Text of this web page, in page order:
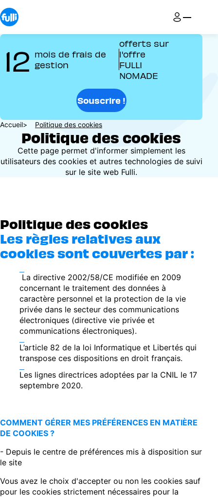
Aller
au
contenu
principal
12 mois de frais de
gestion
offerts sur
l'offre
FULLI
NOMADE
Souscrire !
Fil
d'Ariane
Accueil Politique des cookies
Politique des cookies
Cette page permet d'informer simplement les
utilisateurs des cookies et autres technologies de suivi
sur le site web Fulli.
Politique des cookies
Les règles relatives aux
cookies sont couvertes par :
La directive 2002/58/CE modifiée en 2009
concernant le traitement des données à
caractère personnel et la protection de la vie
privée dans le secteur des communications
électroniques (directive vie privée et
communications électroniques).
L’article 82 de la loi Informatique et Libertés qui
transpose ces dispositions en droit français.
Les lignes directrices adoptées par la CNIL le 17
septembre 2020.
COMMENT GÉRER MES PRÉFÉRENCES EN MATIÈRE
DE COOKIES ?
- Depuis le centre de préférences mis à disposition sur
le site
Vous avez le choix d'accepter ou non les cookies sauf
pour les cookies strictement nécessaires pour la